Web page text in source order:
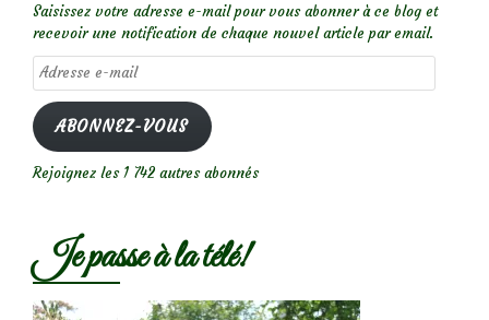
Saisissez votre adresse e-mail pour vous abonner à ce blog et
recevoir une notification de chaque nouvel article par email.
Adresse
e-
mail
ABONNEZ-VOUS
Rejoignez les 1 742 autres abonnés
Je passe à la télé!